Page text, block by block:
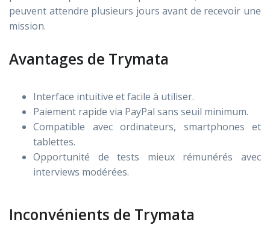
peuvent attendre plusieurs jours avant de recevoir une
mission.
Avantages de Trymata
Interface intuitive et facile à utiliser.
Paiement rapide via PayPal sans seuil minimum.
Compatible avec ordinateurs, smartphones et
tablettes.
Opportunité de tests mieux rémunérés avec
interviews modérées.
Inconvénients de Trymata